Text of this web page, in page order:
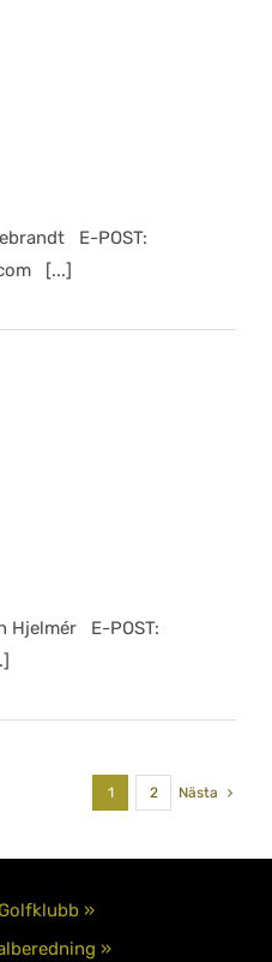
E-POST:
[...]
Hjelmér E-POST:
1 2 Nästa
»
»